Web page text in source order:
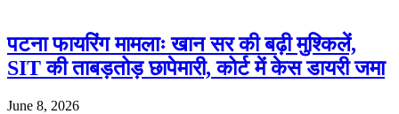
पटना फायरिंग मामलाः खान सर की बढ़ी मुश्किलें,
SIT की ताबड़तोड़ छापेमारी, कोर्ट में केस डायरी जमा
June 8, 2026